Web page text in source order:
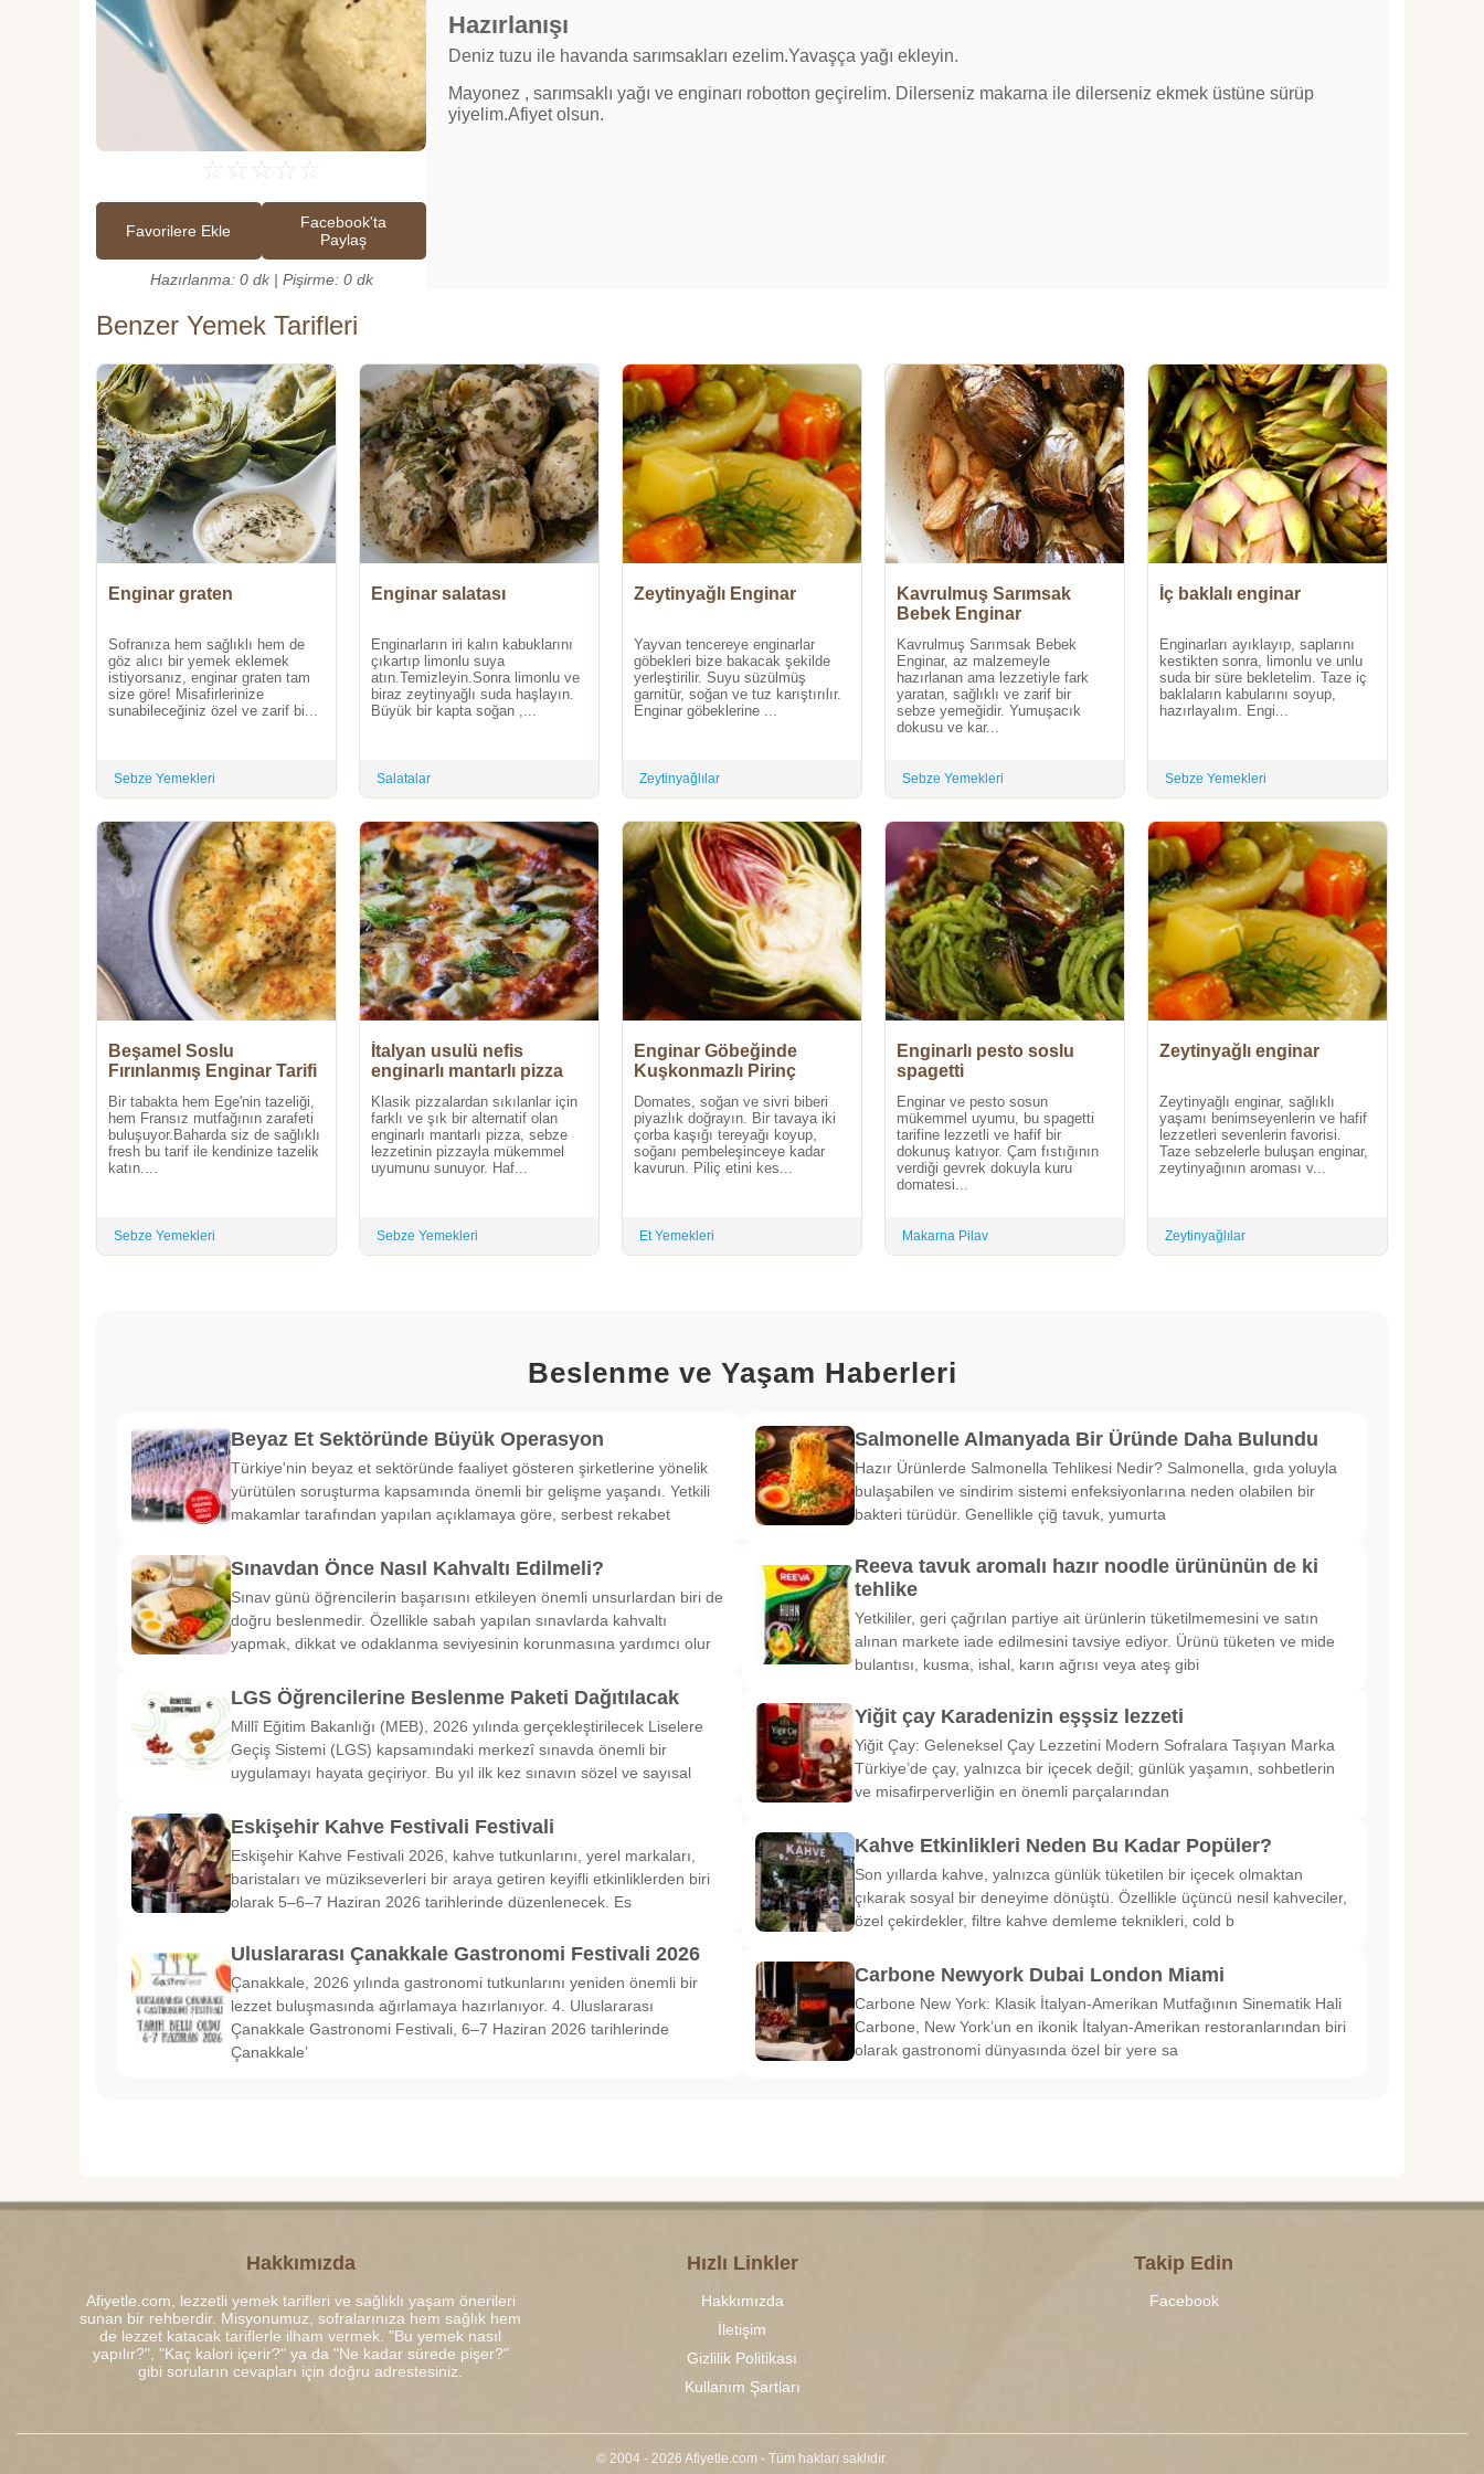
☆ ☆ ☆ ☆ ☆
Favorilere Ekle
Facebook'ta
Paylaş
Hazırlanma: 0 dk | Pişirme: 0 dk
Hazırlanışı
Deniz tuzu ile havanda sarımsakları ezelim.Yavaşça yağı ekleyin.
Mayonez , sarımsaklı yağı ve enginarı robotton geçirelim. Dilerseniz makarna ile dilerseniz ekmek üstüne sürüp
yiyelim.Afiyet olsun.
Benzer Yemek Tarifleri
Enginar graten
Sofranıza hem sağlıklı hem de
göz alıcı bir yemek eklemek
istiyorsanız, enginar graten tam
size göre! Misafirlerinize
sunabileceğiniz özel ve zarif bi...
Sebze Yemekleri
Enginar salatası
Enginarların iri kalın kabuklarını
çıkartıp limonlu suya
atın.Temizleyin.Sonra limonlu ve
biraz zeytinyağlı suda haşlayın.
Büyük bir kapta soğan ,...
Salatalar
Zeytinyağlı Enginar
Yayvan tencereye enginarlar
göbekleri bize bakacak şekilde
yerleştirilir. Suyu süzülmüş
garnitür, soğan ve tuz karıştırılır.
Enginar göbeklerine ...
Zeytinyağlılar
Kavrulmuş Sarımsak
Bebek Enginar
Kavrulmuş Sarımsak Bebek
Enginar, az malzemeyle
hazırlanan ama lezzetiyle fark
yaratan, sağlıklı ve zarif bir
sebze yemeğidir. Yumuşacık
dokusu ve kar...
Sebze Yemekleri
İç baklalı enginar
Enginarları ayıklayıp, saplarını
kestikten sonra, limonlu ve unlu
suda bir süre bekletelim. Taze iç
baklaların kabularını soyup,
hazırlayalım. Engi...
Sebze Yemekleri
Beşamel Soslu
Fırınlanmış Enginar Tarifi
Bir tabakta hem Ege'nin tazeliği,
hem Fransız mutfağının zarafeti
buluşuyor.Baharda siz de sağlıklı
fresh bu tarif ile kendinize tazelik
katın....
Sebze Yemekleri
İtalyan usulü nefis
enginarlı mantarlı pizza
Klasik pizzalardan sıkılanlar için
farklı ve şık bir alternatif olan
enginarlı mantarlı pizza, sebze
lezzetinin pizzayla mükemmel
uyumunu sunuyor. Haf...
Sebze Yemekleri
Enginar Göbeğinde
Kuşkonmazlı Pirinç
Domates, soğan ve sivri biberi
piyazlık doğrayın. Bir tavaya iki
çorba kaşığı tereyağı koyup,
soğanı pembeleşinceye kadar
kavurun. Piliç etini kes...
Et Yemekleri
Enginarlı pesto soslu
spagetti
Enginar ve pesto sosun
mükemmel uyumu, bu spagetti
tarifine lezzetli ve hafif bir
dokunuş katıyor. Çam fıstığının
verdiği gevrek dokuyla kuru
domatesi...
Makarna Pilav
Zeytinyağlı enginar
Zeytinyağlı enginar, sağlıklı
yaşamı benimseyenlerin ve hafif
lezzetleri sevenlerin favorisi.
Taze sebzelerle buluşan enginar,
zeytinyağının aroması v...
Zeytinyağlılar
Beslenme ve Yaşam Haberleri
Beyaz Et Sektöründe Büyük Operasyon
Türkiye'nin beyaz et sektöründe faaliyet gösteren şirketlerine yönelik
yürütülen soruşturma kapsamında önemli bir gelişme yaşandı. Yetkili
makamlar tarafından yapılan açıklamaya göre, serbest rekabet
Sınavdan Önce Nasıl Kahvaltı Edilmeli?
Sınav günü öğrencilerin başarısını etkileyen önemli unsurlardan biri de
doğru beslenmedir. Özellikle sabah yapılan sınavlarda kahvaltı
yapmak, dikkat ve odaklanma seviyesinin korunmasına yardımcı olur
LGS Öğrencilerine Beslenme Paketi Dağıtılacak
Millî Eğitim Bakanlığı (MEB), 2026 yılında gerçekleştirilecek Liselere
Geçiş Sistemi (LGS) kapsamındaki merkezî sınavda önemli bir
uygulamayı hayata geçiriyor. Bu yıl ilk kez sınavın sözel ve sayısal
Eskişehir Kahve Festivali Festivali
Eskişehir Kahve Festivali 2026, kahve tutkunlarını, yerel markaları,
baristaları ve müzikseverleri bir araya getiren keyifli etkinliklerden biri
olarak 5–6–7 Haziran 2026 tarihlerinde düzenlenecek. Es
Uluslararası Çanakkale Gastronomi Festivali 2026
Çanakkale, 2026 yılında gastronomi tutkunlarını yeniden önemli bir
lezzet buluşmasında ağırlamaya hazırlanıyor. 4. Uluslararası
Çanakkale Gastronomi Festivali, 6–7 Haziran 2026 tarihlerinde
Çanakkale’
Salmonelle Almanyada Bir Üründe Daha Bulundu
Hazır Ürünlerde Salmonella Tehlikesi Nedir? Salmonella, gıda yoluyla
bulaşabilen ve sindirim sistemi enfeksiyonlarına neden olabilen bir
bakteri türüdür. Genellikle çiğ tavuk, yumurta
Reeva tavuk aromalı hazır noodle ürününün de ki
tehlike
Yetkililer, geri çağrılan partiye ait ürünlerin tüketilmemesini ve satın
alınan markete iade edilmesini tavsiye ediyor. Ürünü tüketen ve mide
bulantısı, kusma, ishal, karın ağrısı veya ateş gibi
Yiğit çay Karadenizin eşşsiz lezzeti
Yiğit Çay: Geleneksel Çay Lezzetini Modern Sofralara Taşıyan Marka
Türkiye’de çay, yalnızca bir içecek değil; günlük yaşamın, sohbetlerin
ve misafirperverliğin en önemli parçalarından
Kahve Etkinlikleri Neden Bu Kadar Popüler?
Son yıllarda kahve, yalnızca günlük tüketilen bir içecek olmaktan
çıkarak sosyal bir deneyime dönüştü. Özellikle üçüncü nesil kahveciler,
özel çekirdekler, filtre kahve demleme teknikleri, cold b
Carbone Newyork Dubai London Miami
Carbone New York: Klasik İtalyan-Amerikan Mutfağının Sinematik Hali
Carbone, New York’un en ikonik İtalyan-Amerikan restoranlarından biri
olarak gastronomi dünyasında özel bir yere sa
Hakkımızda
Afiyetle.com, lezzetli yemek tarifleri ve sağlıklı yaşam önerileri
sunan bir rehberdir. Misyonumuz, sofralarınıza hem sağlık hem
de lezzet katacak tariflerle ilham vermek. "Bu yemek nasıl
yapılır?", "Kaç kalori içerir?" ya da "Ne kadar sürede pişer?"
gibi soruların cevapları için doğru adrestesiniz.
Hızlı Linkler
Hakkımızda
İletişim
Gizlilik Politikası
Kullanım Şartları
Takip Edin
Facebook
© 2004 - 2026 Afiyetle.com - Tüm hakları saklıdır.